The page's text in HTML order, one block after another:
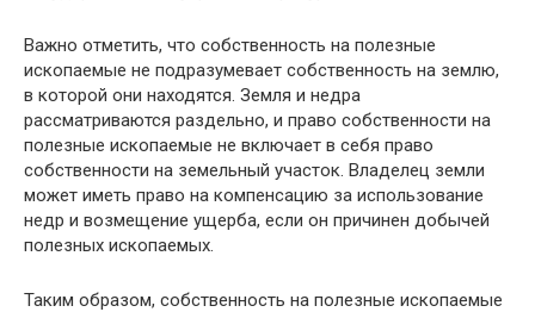
Важно отметить, что собственность на полезные
ископаемые не подразумевает собственность на землю,
в которой они находятся. Земля и недра
рассматриваются раздельно, и право собственности на
полезные ископаемые не включает в себя право
собственности на земельный участок. Владелец земли
может иметь право на компенсацию за использование
недр и возмещение ущерба, если он причинен добычей
полезных ископаемых.
Таким образом, собственность на полезные ископаемые